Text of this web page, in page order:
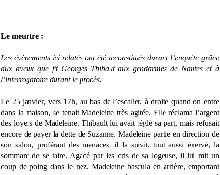
Le meurtre :
Les évènements ici relatés ont été reconstitués durant l’enquête grâce
aux aveux que fit Georges Thibaut aux gendarmes de Nantes et à
l’interrogatoire durant le procès.
Le 25 janvier, vers 17h, au bas de l’escalier, à droite quand on entre
dans la maison, se tenait Madeleine très agitée. Elle réclama l’argent
des loyers de Madeleine. Thibault lui avait réglé sa part, mais refusait
encore de payer la dette de Suzanne. Madeleine partie en direction de
son salon, proférant des menaces, il la suivit, tout aussi énervé, la
sommant de se taire. Agacé par les cris de sa logeuse, il lui mit un
coup de poing dans le nez. Madeleine bascula en arrière, emportant